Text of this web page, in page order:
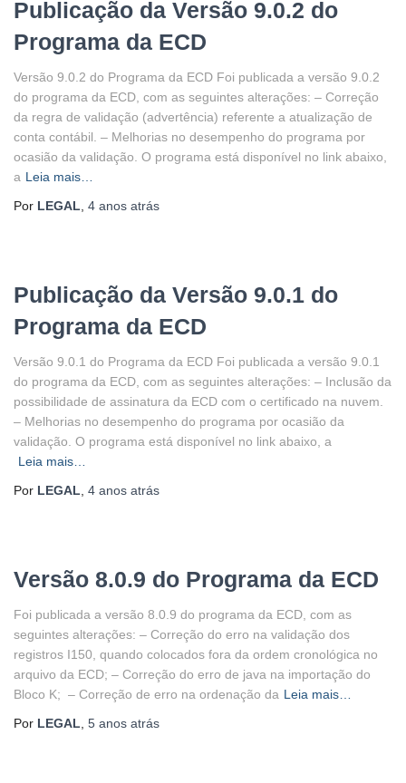
Publicação da Versão 9.0.2 do
Programa da ECD
Versão 9.0.2 do Programa da ECD Foi publicada a versão 9.0.2
do programa da ECD, com as seguintes alterações: – Correção
da regra de validação (advertência) referente a atualização de
conta contábil. – Melhorias no desempenho do programa por
ocasião da validação. O programa está disponível no link abaixo,
a Leia mais…
Por LEGAL 4 anos atrás
Publicação da Versão 9.0.1 do
Programa da ECD
Versão 9.0.1 do Programa da ECD Foi publicada a versão 9.0.1
do programa da ECD, com as seguintes alterações: – Inclusão da
possibilidade de assinatura da ECD com o certificado na nuvem.
– Melhorias no desempenho do programa por ocasião da
validação. O programa está disponível no link abaixo, a
Leia mais…
Por LEGAL 4 anos atrás
Versão 8.0.9 do Programa da ECD
Foi publicada a versão 8.0.9 do programa da ECD, com as
seguintes alterações: – Correção do erro na validação dos
registros I150, quando colocados fora da ordem cronológica no
arquivo da ECD; – Correção do erro de java na importação do
Bloco K; – Correção de erro na ordenação da Leia mais…
Por LEGAL 5 anos atrás